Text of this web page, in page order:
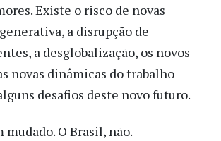
Existe o risco de novas
a disrupção de
a desglobalização, os novos
novas dinâmicas do trabalho –
desafios deste novo futuro.
mudado. O Brasil, não.